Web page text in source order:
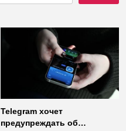
Telegram хочет
предупреждать об